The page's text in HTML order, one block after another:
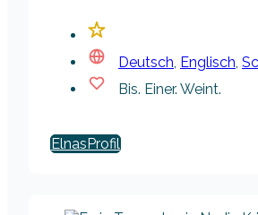
Deutsch, Englisch,
Bis. Einer. Weint.
Elnas